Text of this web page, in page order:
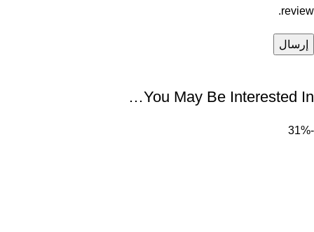
review.
You May Be Interested In…
-31%